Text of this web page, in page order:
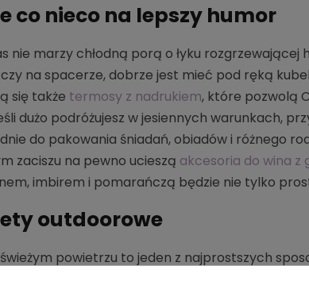
co nieco na lepszy humor
nie marzy chłodną porą o łyku
na spacerze, dobrze jest mieć pod ręką
się także termosy z nadrukiem, które pozwolą
dużo podróżujesz w jesiennych warunkach,
do pakowania śniadań, obiadów i różnego
zaciszu na pewno ucieszą akcesoria do wina z
imbirem i pomarańczą będzie nie tylko
outdoorowe
powietrzu to jeden z najprostszych
wytwarzanie hormonów szczęścia, poprawia